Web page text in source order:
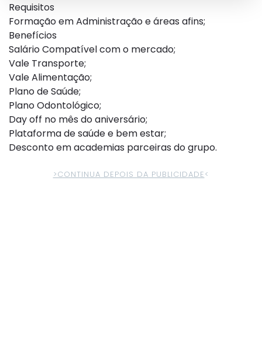
Requisitos
Formação em Administração e áreas afins;
Benefícios
Salário Compatível com o mercado;
Vale Transporte;
Vale Alimentação;
Plano de Saúde;
Plano Odontológico;
Day off no mês do aniversário;
Plataforma de saúde e bem estar;
Desconto em academias parceiras do grupo.
>CONTINUA DEPOIS DA PUBLICIDADE<